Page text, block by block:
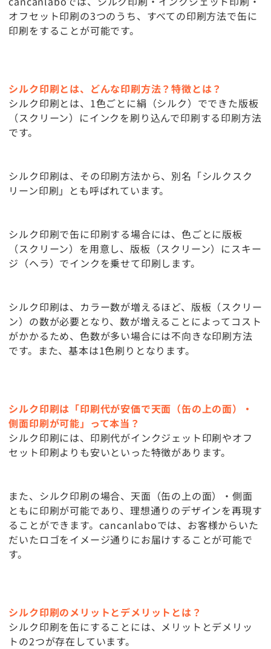
オフセット印刷の3つのうち、すべての印刷方法で缶に
印刷をすることが可能です。
シルク印刷とは、どんな印刷方法？特徴とは？
シルク印刷とは、1色ごとに絹（シルク）でできた版板
（スクリーン）にインクを刷り込んで印刷する印刷方法
です。
シルク印刷は、その印刷方法から、別名「シルクスク
リーン印刷」とも呼ばれています。
シルク印刷で缶に印刷する場合には、色ごとに版板
（スクリーン）を用意し、版板（スクリーン）にスキー
ジ（ヘラ）でインクを乗せて印刷します。
シルク印刷は、カラー数が増えるほど、版板（スクリー
ン）の数が必要となり、数が増えることによってコスト
がかかるため、色数が多い場合には不向きな印刷方法
です。また、基本は1色刷りとなります。
シルク印刷は「印刷代が安価で天面（缶の上の面）・
側面印刷が可能」って本当？
シルク印刷には、印刷代がインクジェット印刷やオフ
セット印刷よりも安いといった特徴があります。
また、シルク印刷の場合、天面（缶の上の面）・側面
ともに印刷が可能であり、理想通りのデザインを再現す
ることができます。cancanlaboでは、お客様からいた
だいたロゴをイメージ通りにお届けすることが可能で
す。
シルク印刷のメリットとデメリットとは？
シルク印刷を缶にすることには、メリットとデメリッ
トの2つが存在しています。